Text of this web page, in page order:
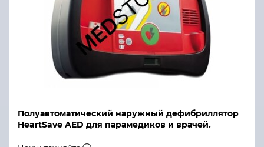
Полуавтоматический наружный дефибриллятор
HeartSave AED для парамедиков и врачей.